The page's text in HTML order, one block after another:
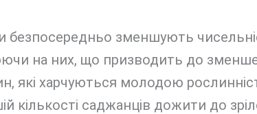
безпосередньо зменшують
на них, що призводить до
які харчуються молодою
кількості саджанців дожити до